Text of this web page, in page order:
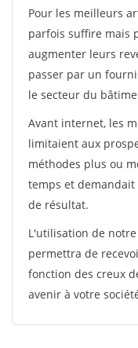
Pour les meilleurs
parfois suffire mais
augmenter leurs
passer par un
le secteur du
Avant internet, les
limitaient aux
méthodes plus ou
temps et
de résultat.
L'utilisation de
permettra de
fonction des creux
avenir à votre